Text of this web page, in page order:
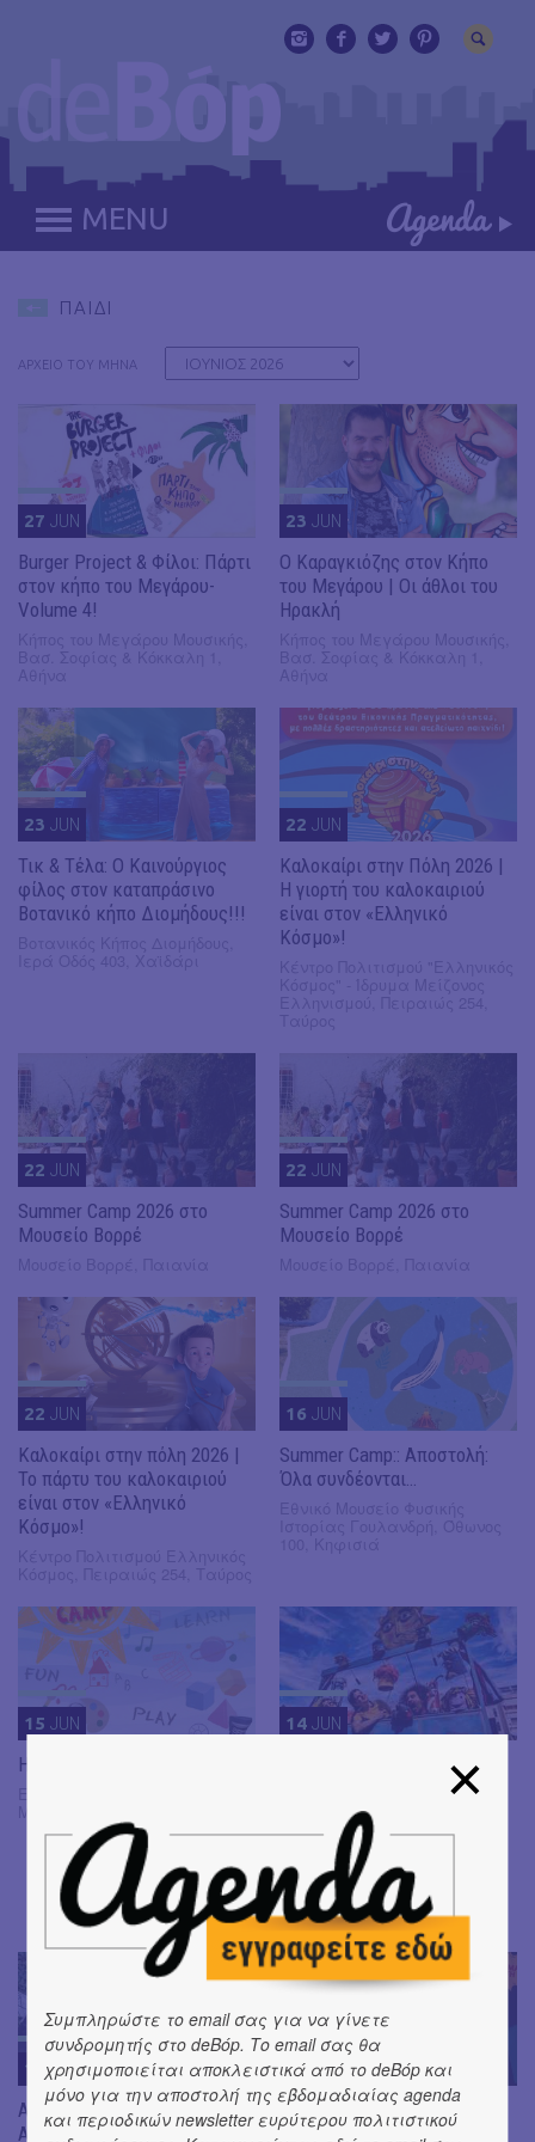
MENU
ΠΑΙΔΙ
ΑΡΧΕΙΟ ΤΟΥ ΜΗΝΑ
27 JUN
Burger Project & Φίλοι: Πάρτι
στον κήπο του Μεγάρου-
Volume 4!
23 JUN
Ο Καραγκιόζης στον Κήπο
του Μεγάρου | Οι άθλοι του
Ηρακλή
23 JUN
Τικ & Τέλα: Ο Καινούργιος
φίλος στον καταπράσινο
Βοτανικό κήπο Διομήδους!!!
22 JUN
Καλοκαίρι στην Πόλη 2026 |
Η γιορτή του καλοκαιριού
είναι στον «Ελληνικό
Κόσμο»!
22 JUN
Summer Camp 2026 στο
Μουσείο Βορρέ
22 JUN
Summer Camp 2026 στο
Μουσείο Βορρέ
22 JUN
Καλοκαίρι στην πόλη 2026 |
Το πάρτυ του καλοκαιριού
είναι στον «Ελληνικό
Κόσμο»!
16 JUN
Summer Camp:: Αποστολή:
Όλα συνδέονται…
15 JUN
HAU Summer Camp 2026
14 JUN
ΝΤΕΝΕΚΕΔΟΥΠΟΛΗ ξανά |
Το μεγάλο ταξίδι του
Μελένιου
ΜΥΡΤΙΛΛΟ ΚΑΦΕ- Πάρκο για
το παιδί & τον πολιτισμό,
Τριφυλίας και Ευσταθίου
Λάμψα
13 JUN
ΑΙΣΩΠΟΜΑΧΙΕΣ! 5 μύθοι του
Αισώπου γνωστοί αλλά …
12 JUN
Oldschoolia στο Κτήμα
Αρίστη
Συμπληρώστε το email σας για να γίνετε
συνδρομητής στο deBόp. Το email σας θα
χρησιμοποιείται αποκλειστικά από το deBόp και
μόνο για την αποστολή της εβδομαδιαίας agenda
και περιοδικών newsletter ευρύτερου πολιτιστικού